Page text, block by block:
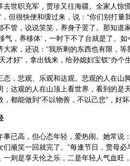
去世职充军，贾珍又往海疆。全家人惊
，但很快便和缓过来，说：“你们别打
不管，说说笑笑，养身子罢了。那知道
气，养移体’，一时下不了台就是了。
大家，还说：“我所剩的东西也有限，
才好”，拿出钱来，给孙媳妇宝钗“办个
态，悲观、乐观和达观。悲观的人在山
；达观的人在山顶上看世界，看到的是
，都能做到“不以物善，不以己悲”，好
事已高，但心态年轻，爱热闹。她常说
们顽笑一回就完了。”每逢节日，贾母
一则是享天伦之乐，二是年轻人气血旺